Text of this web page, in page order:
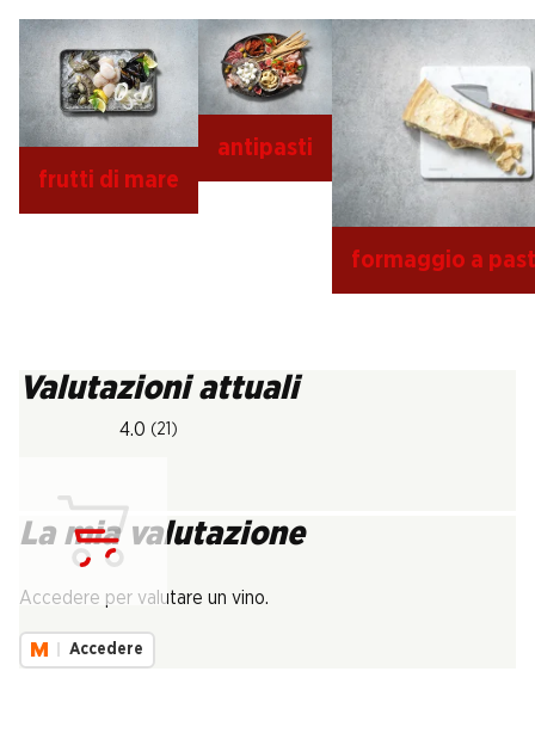
frutti di mare
antipasti
formaggio a
Valutazioni attuali
4.0 (21)
La mia valutazione
Accedere per valutare un vino.
Accedere